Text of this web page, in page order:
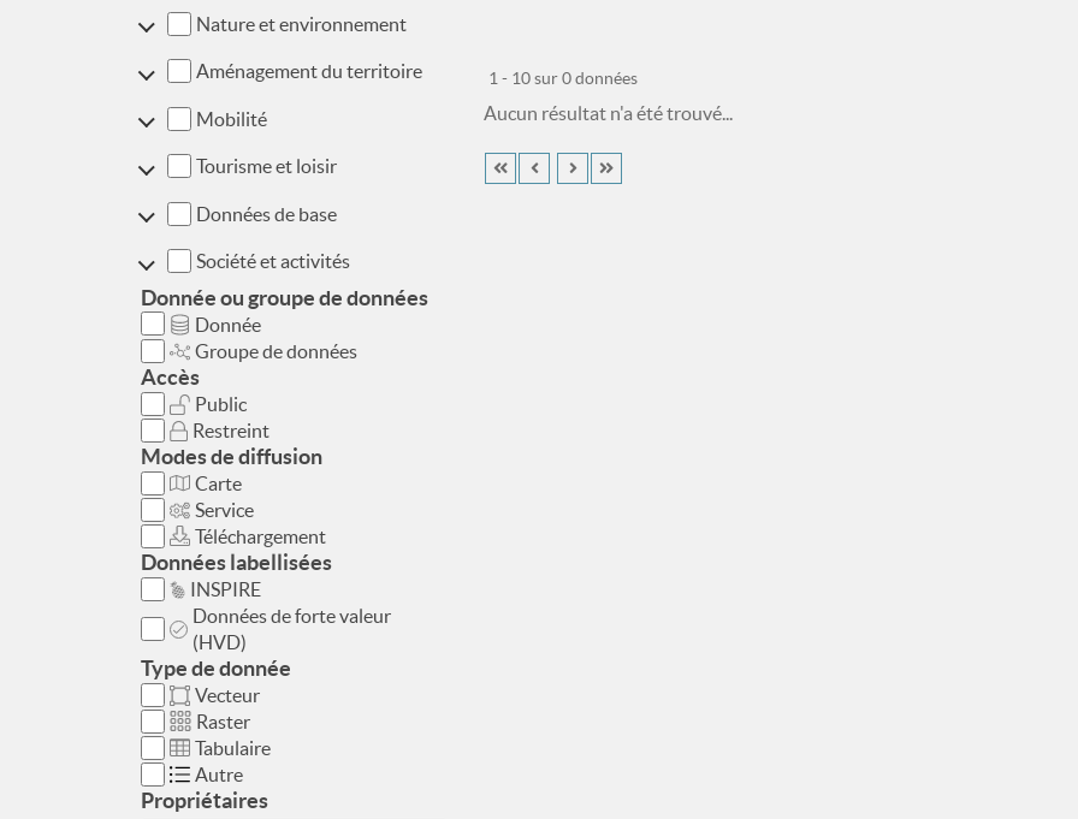
Nature et environnement
Aménagement du territoire
Mobilité
Tourisme et loisir
Données de base
Société et activités
Donnée ou groupe de données
Donnée
Groupe de données
Accès
Public
Restreint
Modes de diffusion
Carte
Service
Téléchargement
Données labellisées
INSPIRE
Données de forte valeur
(HVD)
Type de donnée
Vecteur
Raster
Tabulaire
Autre
Propriétaires
1 - 10 sur 0 données
Aucun résultat n'a été trouvé...